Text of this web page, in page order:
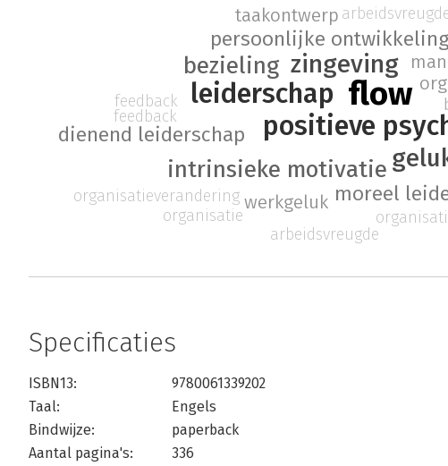
flow
positieve
leiderschap
zingeving
intrinsieke motivatie
bezieling
persoonlijke
moreel
dienend leiderschap
werkgeluk
taakontwerp
feedback
arbeidsvreugde
organisatie
organisatieverandering
feedback
Specificaties
ISBN13:
9780061339202
Taal:
Engels
Bindwijze:
paperback
Aantal pagina's:
336